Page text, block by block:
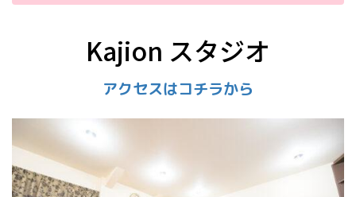
Kajion スタジオ
アクセスはコチラから